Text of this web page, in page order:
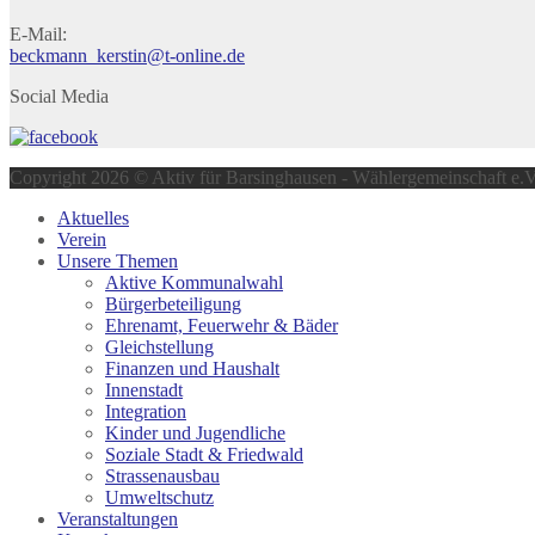
E-Mail:
beckmann_kerstin@t-online.de
Social Media
Copyright 2026 © Aktiv für Barsinghausen - Wählergemeinschaft
Aktuelles
Verein
Unsere Themen
Aktive Kommunalwahl
Bürgerbeteiligung
Ehrenamt, Feuerwehr & Bäder
Gleichstellung
Finanzen und Haushalt
Innenstadt
Integration
Kinder und Jugendliche
Soziale Stadt & Friedwald
Strassenausbau
Umweltschutz
Veranstaltungen